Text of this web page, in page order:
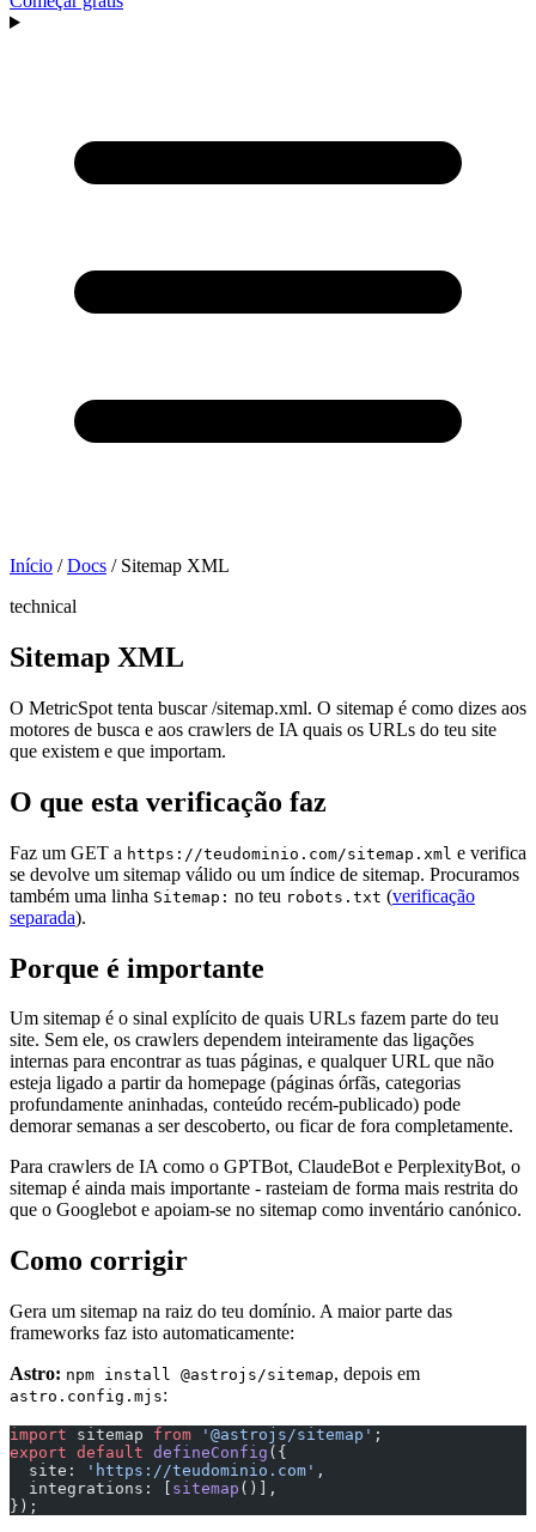
Início / Docs / Sitemap XML
technical
Sitemap XML
O MetricSpot tenta buscar /sitemap.xml. O sitemap é como dizes aos
motores de busca e aos crawlers de IA quais os URLs do teu site
que existem e que importam.
O que esta verificação faz
Faz um GET a https://teudominio.com/sitemap.xml e verifica
se devolve um sitemap válido ou um índice de sitemap. Procuramos
também uma linha Sitemap: no teu robots.txt (verificação
separada).
Porque é importante
Um sitemap é o sinal explícito de quais URLs fazem parte do teu
site. Sem ele, os crawlers dependem inteiramente das ligações
internas para encontrar as tuas páginas, e qualquer URL que não
esteja ligado a partir da homepage (páginas órfãs, categorias
profundamente aninhadas, conteúdo recém-publicado) pode
demorar semanas a ser descoberto, ou ficar de fora completamente.
Para crawlers de IA como o GPTBot, ClaudeBot e PerplexityBot, o
sitemap é ainda mais importante - rasteiam de forma mais restrita do
que o Googlebot e apoiam-se no sitemap como inventário canónico.
Como corrigir
Gera um sitemap na raiz do teu domínio. A maior parte das
frameworks faz isto automaticamente:
Astro: npm install @astrojs/sitemap, depois em
astro.config.mjs:
import sitemap from '@astrojs/sitemap' ;
export default defineConfig ({
  site:
'https://teudominio.com' ,
  integrations: [
sitemap ()],
});